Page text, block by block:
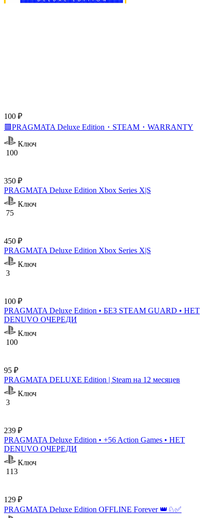
100 ₽
🟥PRAGMATA Deluxe Edition・STEAM・WARRANTY
Ключ
100
350 ₽
PRAGMATA Deluxe Edition Xbox Series X|S
Ключ
75
450 ₽
PRAGMATA Deluxe Edition Xbox Series X|S
Ключ
3
100 ₽
PRAGMATA Deluxe Edition • БЕЗ STEAM GUARD • НЕТ
DENUVO ОЧЕРЕДИ
Ключ
100
95 ₽
PRAGMATA DELUXE Edition | Steam на 12 месяцев
Ключ
3
239 ₽
PRAGMATA Deluxe Edition • +56 Action Games • НЕТ
DENUVO ОЧЕРЕДИ
Ключ
113
129 ₽
PRAGMATA Deluxe Edition OFFLINE Forever 👑♘✅